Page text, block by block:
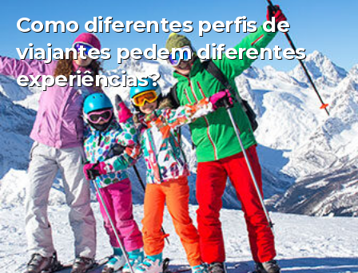
Como diferentes perfis de
viajantes pedem diferentes
experiências?